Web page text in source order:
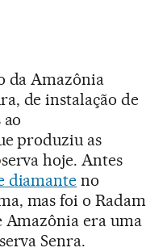
da Amazônia
de instalação de
produziu as
hoje. Antes
diamante no
mas foi o Radam
Amazônia era uma
Senra.